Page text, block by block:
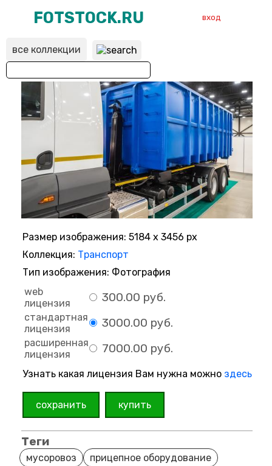
FOTSTOCK.RU
ВХОД
РЕГИСТРАЦИЯ
вход
все коллекции
Размер изображения: 5184 x 3456 px
Коллекция: Транспорт
Тип изображения: Фотография
web
лицензия
300.00 руб.
стандартная
лицензия
3000.00 руб.
расширенная
лицензия
7000.00 руб.
Узнать какая лицензия Вам нужна можно здесь
сохранить купить
Теги
мусоровоз
прицепное оборудование